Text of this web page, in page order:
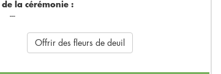
de la cérémonie :
---
Offrir des fleurs de deuil